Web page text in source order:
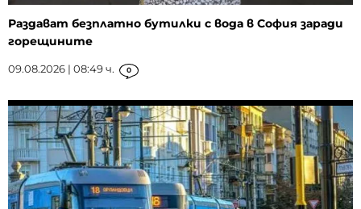
Раздават безплатно бутилки с вода в София заради
горещините
09.08.2026 | 08:49 ч. 0